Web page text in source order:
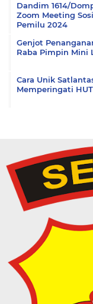
Dandim 1614/
Zoom Meeting
Pemilu 2024
Genjot
Raba Pimpin Mini
Cara Unik
Memperingati